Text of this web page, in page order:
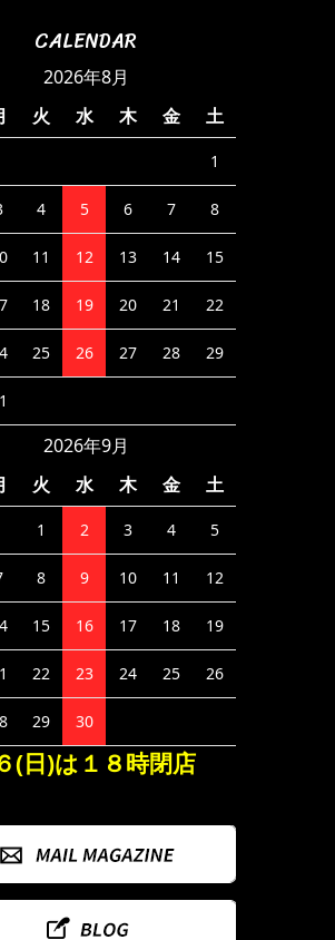
CALENDAR
2026年8月
火 水 木 金 土
1
4 5 6 7 8
11 12 13 14 15
18 19 20 21 22
25 26 27 28 29
2026年9月
火 水 木 金 土
1 2 3 4 5
8 9 10 11 12
15 16 17 18 19
22 23 24 25 26
29 30
(日)は１８時閉店